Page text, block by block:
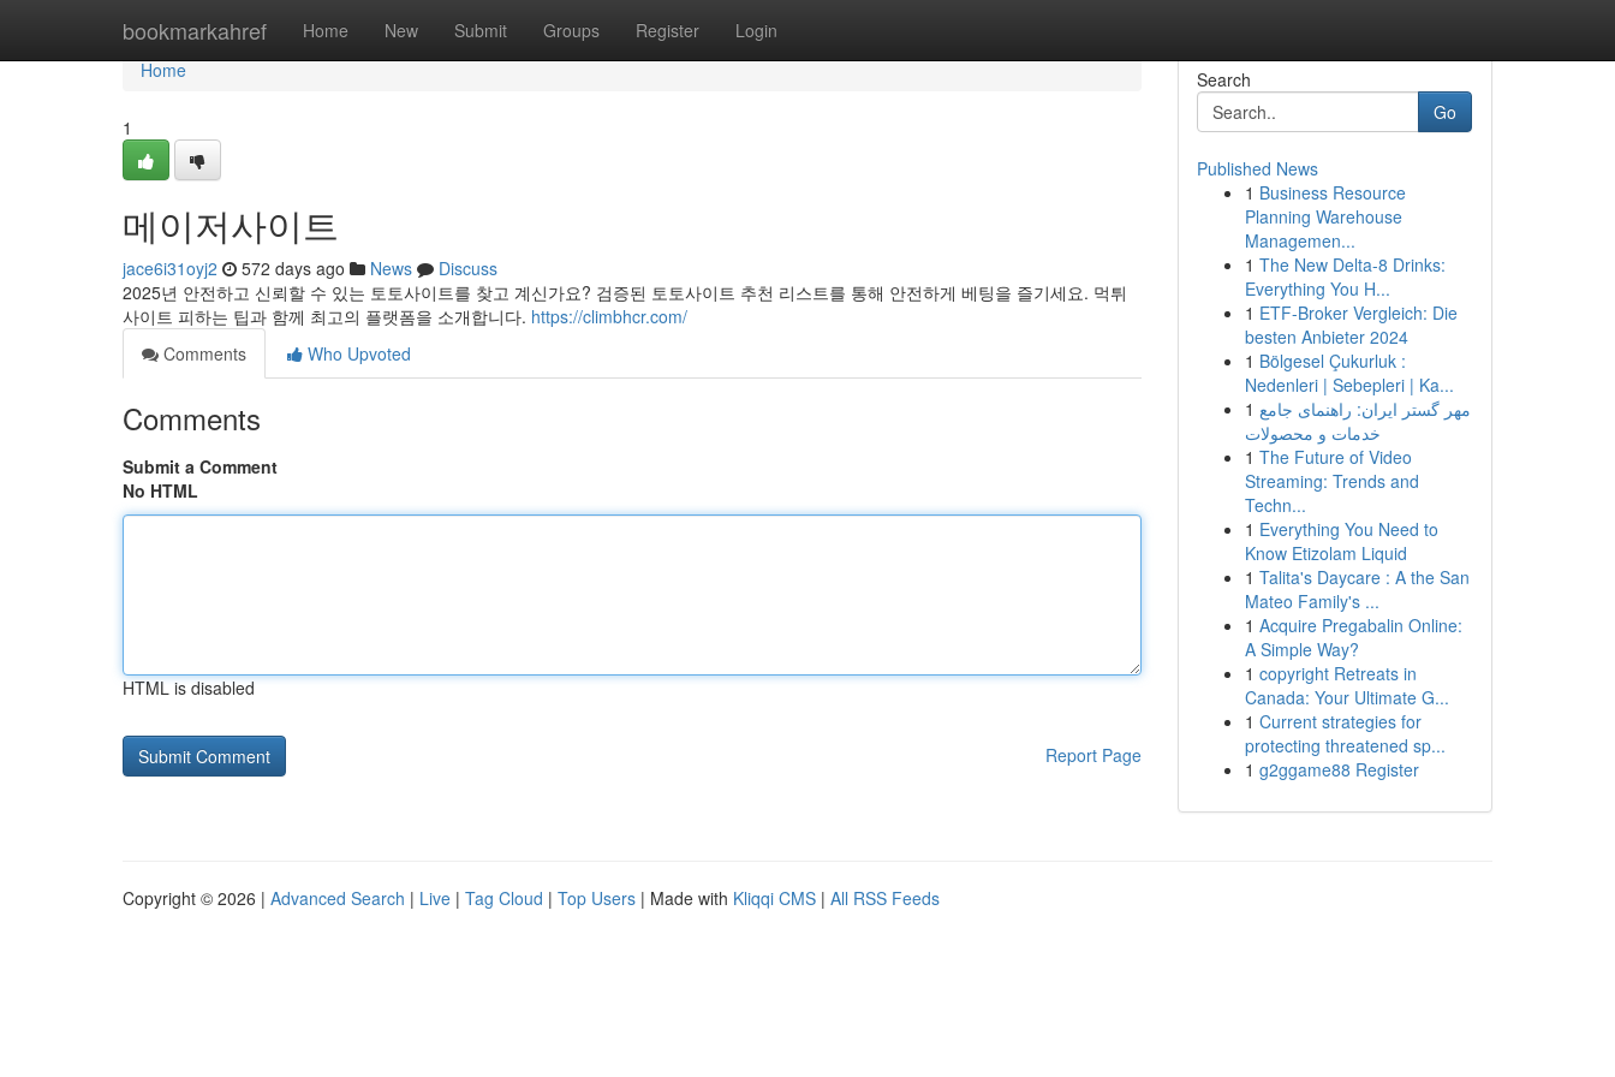
bookmarkahref Home New Submit Groups Register Login
Home
Home
1
메이저사이트
jace6i31oyj2 572 days ago News
Discuss
2025년 안전하고 신뢰할 수 있는 토토사이트를 찾고 계신가요? 검증된 토토사이트 추천 리스트를 통해 안전하게 베팅을 즐기세요. 먹튀
사이트 피하는 팁과 함께 최고의 플랫폼을 소개합니다. https://climbhcr.com/
Comments
Who Upvoted
Comments
Submit a Comment
No HTML
HTML is disabled
Report Page
Search
Go
Published News
1 Business Resource
Planning Warehouse
Managemen...
1 The New Delta-8 Drinks:
Everything You H...
1 ETF-Broker Vergleich: Die
besten Anbieter 2024
1 Bölgesel Çukurluk :
Nedenleri | Sebepleri | Ka...
1 مهر گستر ایران: راهنمای جامع
خدمات و محصولات
1 The Future of Video
Streaming: Trends and
Techn...
1 Everything You Need to
Know Etizolam Liquid
1 Talita's Daycare : A the San
Mateo Family's ...
1 Acquire Pregabalin Online:
A Simple Way?
1 copyright Retreats in
Canada: Your Ultimate G...
1 Current strategies for
protecting threatened sp...
1 g2ggame88 Register
Copyright © 2026 | Advanced Search | Live | Tag Cloud | Top Users | Made with Kliqqi CMS | All RSS Feeds